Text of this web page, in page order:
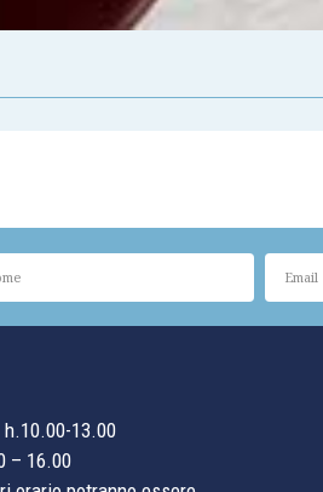
13.00
– 16.00